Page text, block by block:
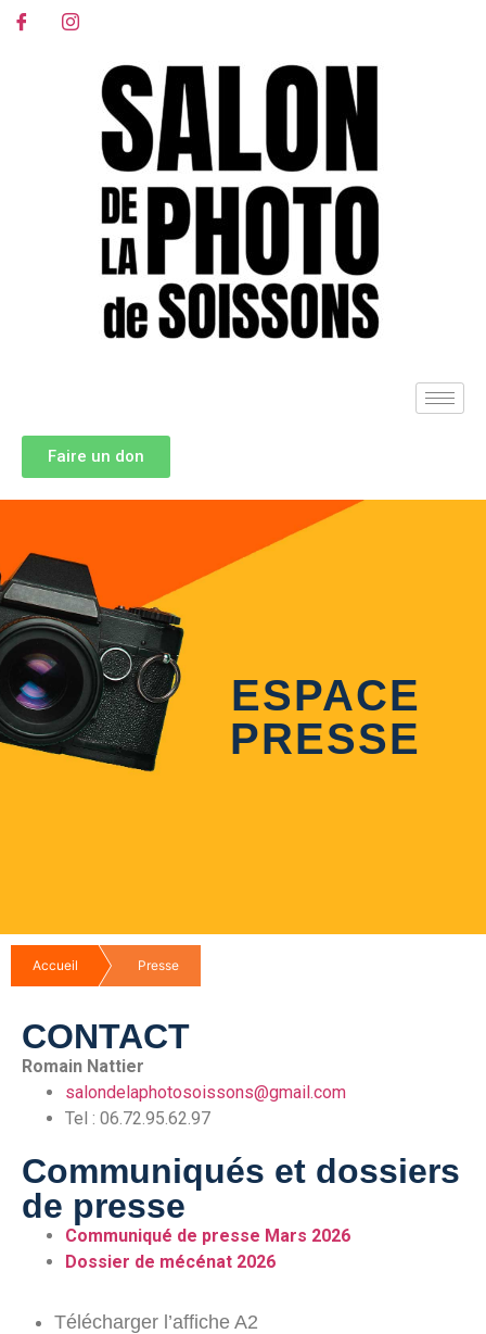
principal
Faire un don
ESPACE
PRESSE
Accueil Presse
CONTACT
Romain Nattier
salondelaphotosoissons@gmail.com
Tel : 06.72.95.62.97
Communiqués et dossiers
de presse
Communiqué de presse Mars 2026
Dossier de mécénat 2026
Télécharger l’affiche A2